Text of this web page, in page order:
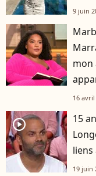
9 juin
mon
16 avril
player2
15
liens
19 juin